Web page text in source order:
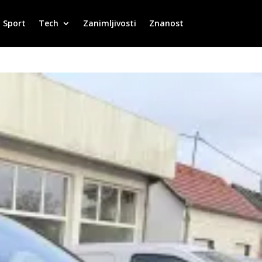
Sport Tech Zanimljivosti Znanost